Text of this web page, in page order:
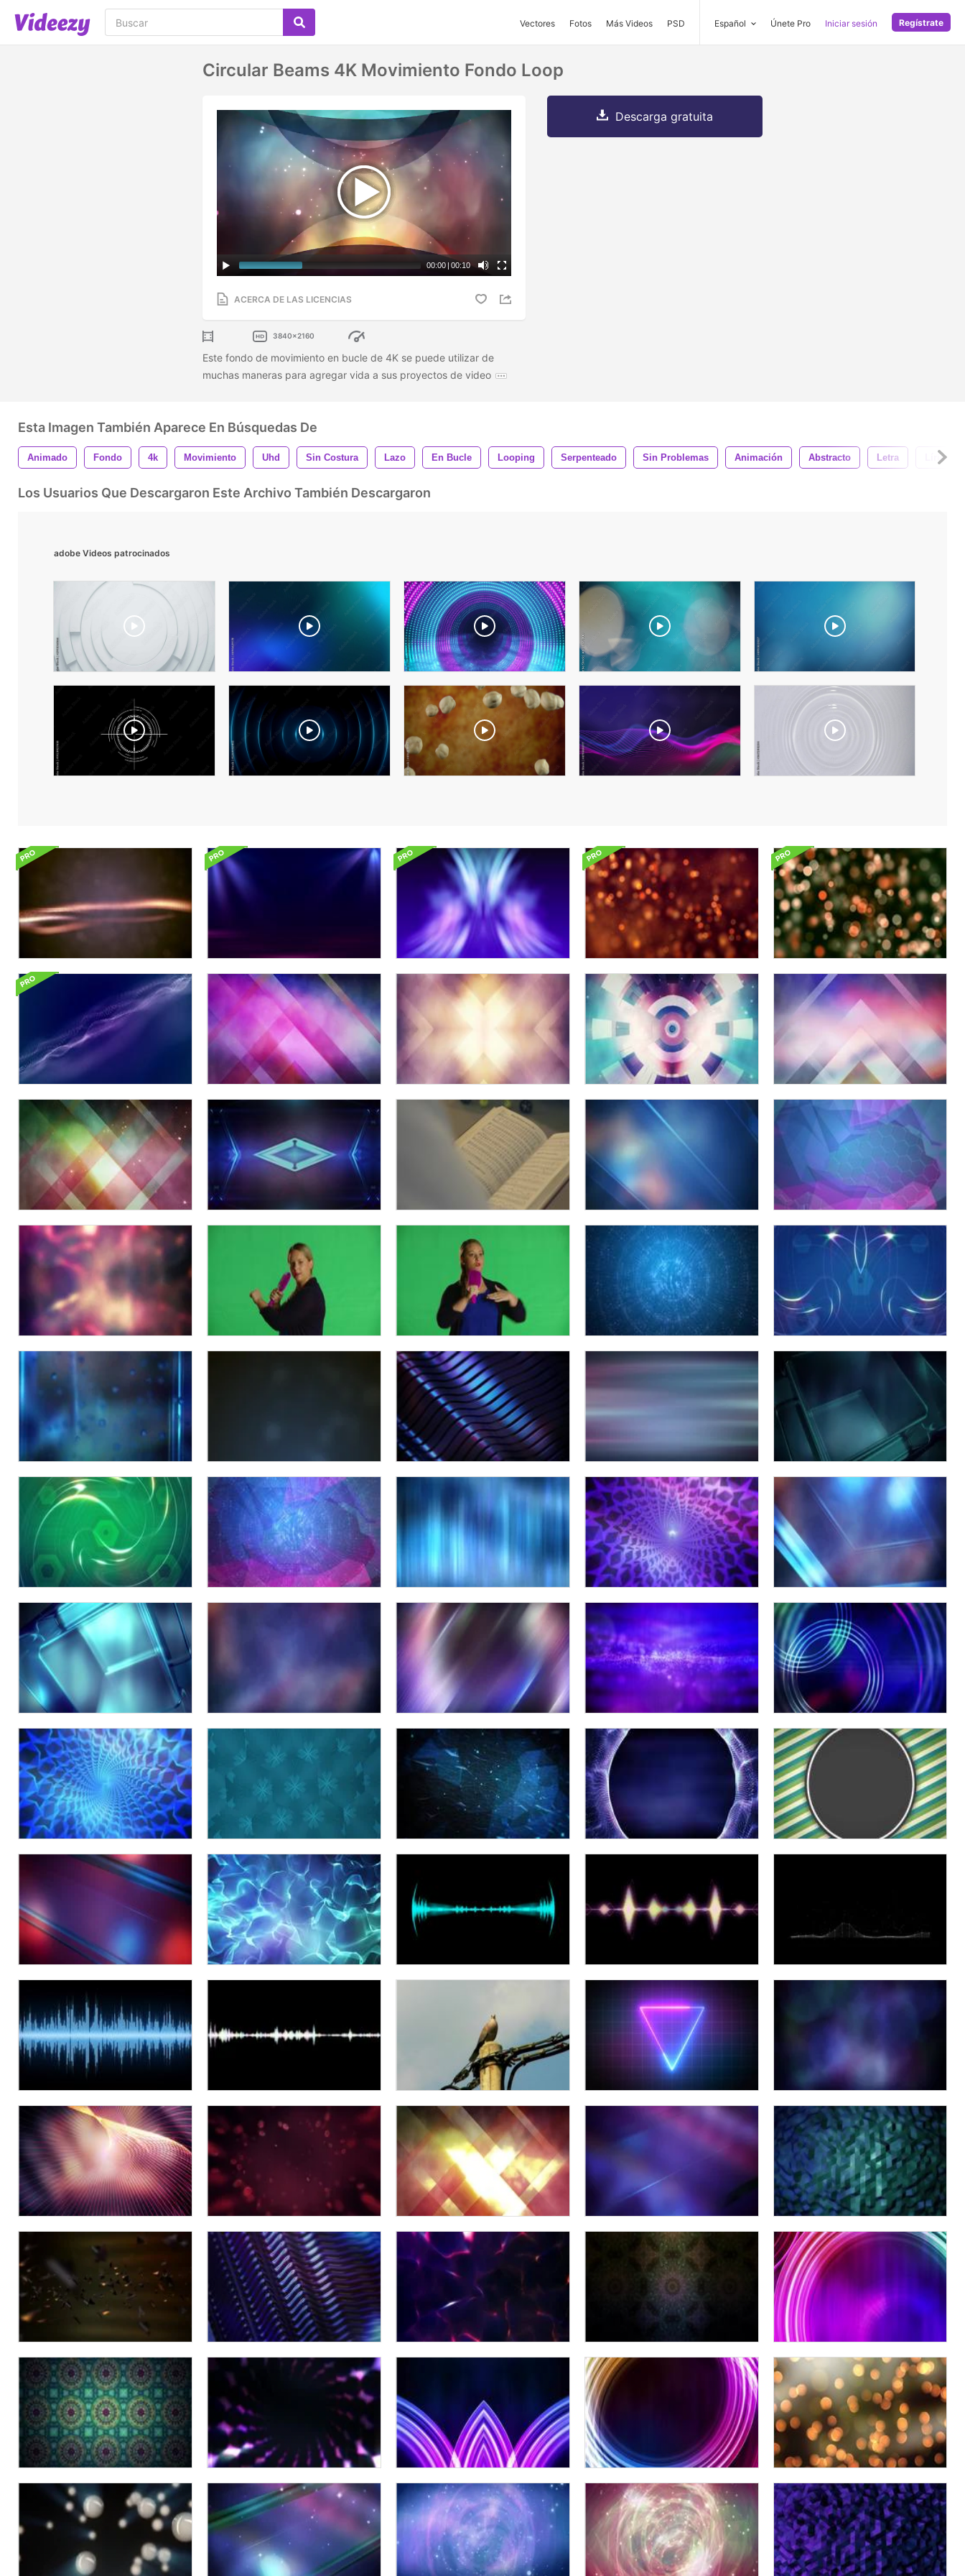
Vectores Fotos Más Videos PSD Español Únete Pro Iniciar sesión Regístrate
Circular Beams 4K Movimiento Fondo Loop
00:00 | 00:10
ACERCA DE LAS LICENCIAS
3840x2160
Este fondo de movimiento en bucle de 4K se puede utilizar de
muchas maneras para agregar vida a sus proyectos de video
Descarga gratuita
Esta Imagen También Aparece En Búsquedas De
Animado Fondo 4k Movimiento Uhd Sin Costura Lazo En Bucle Looping Serpenteado Sin Problemas Animación Abstracto Letra Lírica
Los Usuarios Que Descargaron Este Archivo También Descargaron
adobe Videos patrocinados